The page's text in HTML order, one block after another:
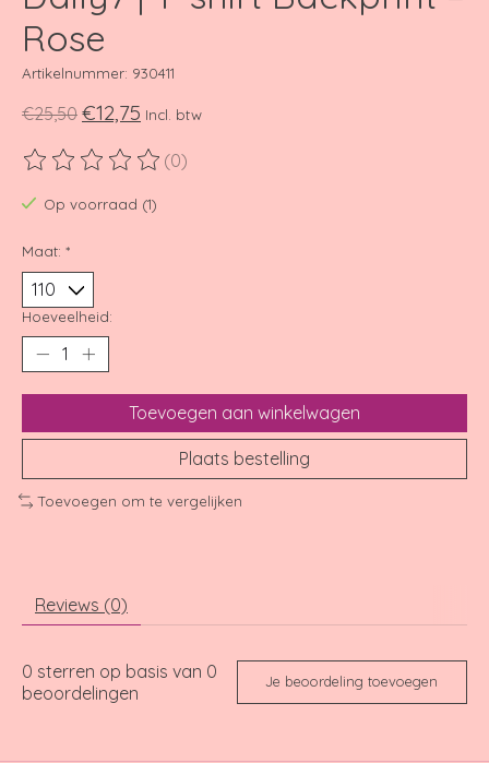
Rose
Artikelnummer: 930411
€25,50 €12,75 Incl. btw
De beoordeling van dit product is
(0)
Op voorraad (1)
Maat: *
Hoeveelheid:
Toevoegen aan winkelwagen
Plaats bestelling
Toevoegen om te vergelijken
Reviews (0)
0 sterren op basis van 0
beoordelingen
Je beoordeling toevoegen